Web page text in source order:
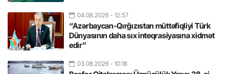
04.08.2026 - 12:57
“Azərbaycan-Qırğızıstan müttəfiqliyi Türk
Dünyasının daha sıx inteqrasiyasına xidmət
edir”
03.08.2026 - 10:18